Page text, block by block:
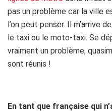
pas un problème car la ville
l’on peut penser. Il m’arrive
le taxi ou le moto-taxi. Se
vraiment un problème,
sont réunis !
En tant que française qui